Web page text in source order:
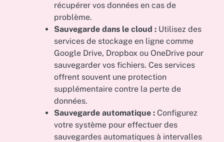
récupérer vos données en cas de
problème.
Sauvegarde dans le cloud : Utilisez des
services de stockage en ligne comme
Google Drive, Dropbox ou OneDrive pour
sauvegarder vos fichiers. Ces services
offrent souvent une protection
supplémentaire contre la perte de
données.
Sauvegarde automatique : Configurez
votre système pour effectuer des
sauvegardes automatiques à intervalles